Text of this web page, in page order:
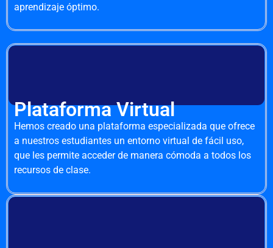
aprendizaje óptimo.
Plataforma Virtual
Hemos creado una plataforma especializada que ofrece
a nuestros estudiantes un entorno virtual de fácil uso,
que les permite acceder de manera cómoda a todos los
recursos de clase.